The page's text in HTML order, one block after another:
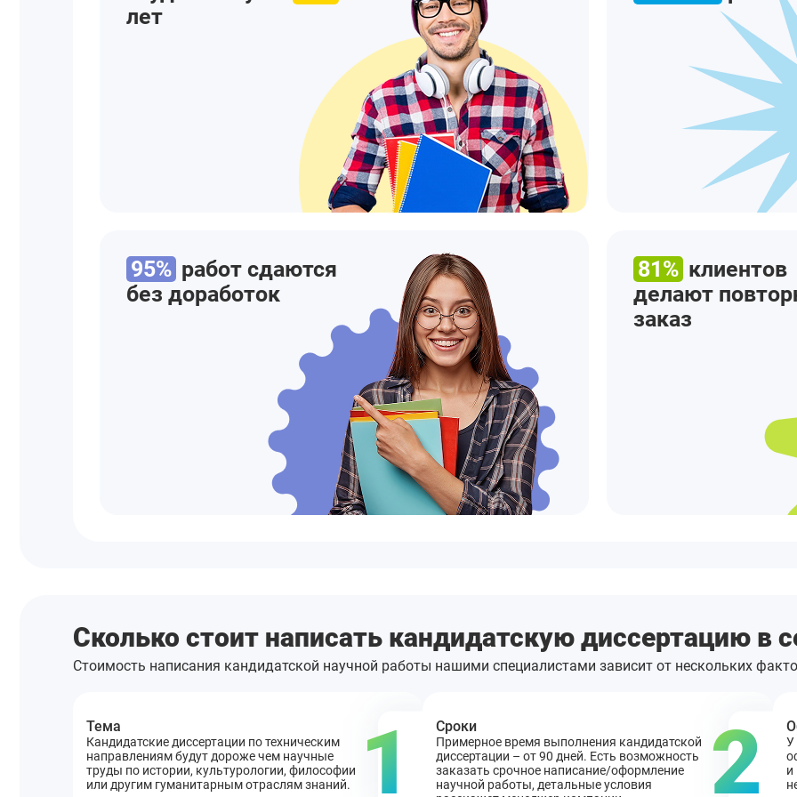
лет
95% работ сдаются
без доработок
81% клиентов
делают
заказ
Сколько стоит написать кандидатскую диссертацию в
Стоимость написания кандидатской научной работы нашими специалистами зависит от нескольких
Тема
Кандидатские диссертации по техническим
направлениям будут дороже чем научные
труды по истории, культурологии, философии
или другим гуманитарным отраслям знаний.
1 Сроки
Примерное время выполнения кандидатской
диссертации – от 90 дней. Есть возможность
заказать срочное написание/оформление
научной работы, детальные условия
2
У
и